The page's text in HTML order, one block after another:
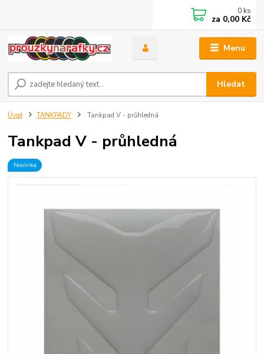
Menu
Hledat
0 ks
za 0,00 Kč
Úvod TANKPADY Tankpad V - průhledná
Tankpad V - průhledná
Novinka